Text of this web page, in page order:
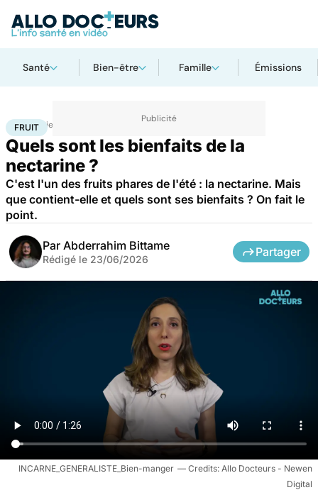
Santé Bien-être Famille Émissions
Accueil Bien-être
FRUIT
Quels sont les bienfaits de la
nectarine ?
C'est l'un des fruits phares de l'été : la nectarine. Mais
que contient-elle et quels sont ses bienfaits ? On fait le
point.
Par Abderrahim Bittame
Rédigé le 23/06/2026
Partager
INCARNE_GENERALISTE_Bien-manger
Allo Docteurs - Newen
Digital